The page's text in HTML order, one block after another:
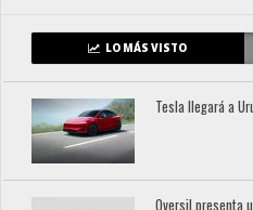
LO MÁS VISTO
Tesla llegará a
Oversil presenta